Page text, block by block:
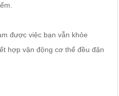
được việc bạn vẫn khỏe
hợp vận động cơ thể đều đặn